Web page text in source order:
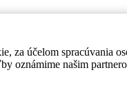
za účelom spracúvania
oznámime našim